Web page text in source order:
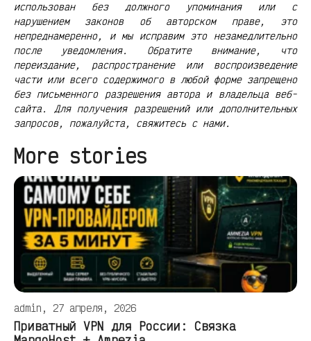
использован без должного упоминания или с
нарушением законов об авторском праве, это
непреднамеренно, и мы исправим это незамедлительно
после уведомления. Обратите внимание, что
переиздание, распространение или воспроизведение
части или всего содержимого в любой форме запрещено
без письменного разрешения автора и владельца веб-
сайта. Для получения разрешений или дополнительных
запросов, пожалуйста, свяжитесь с нами.
More stories
admin, 27 апреля, 2026
Приватный VPN для России: Связка